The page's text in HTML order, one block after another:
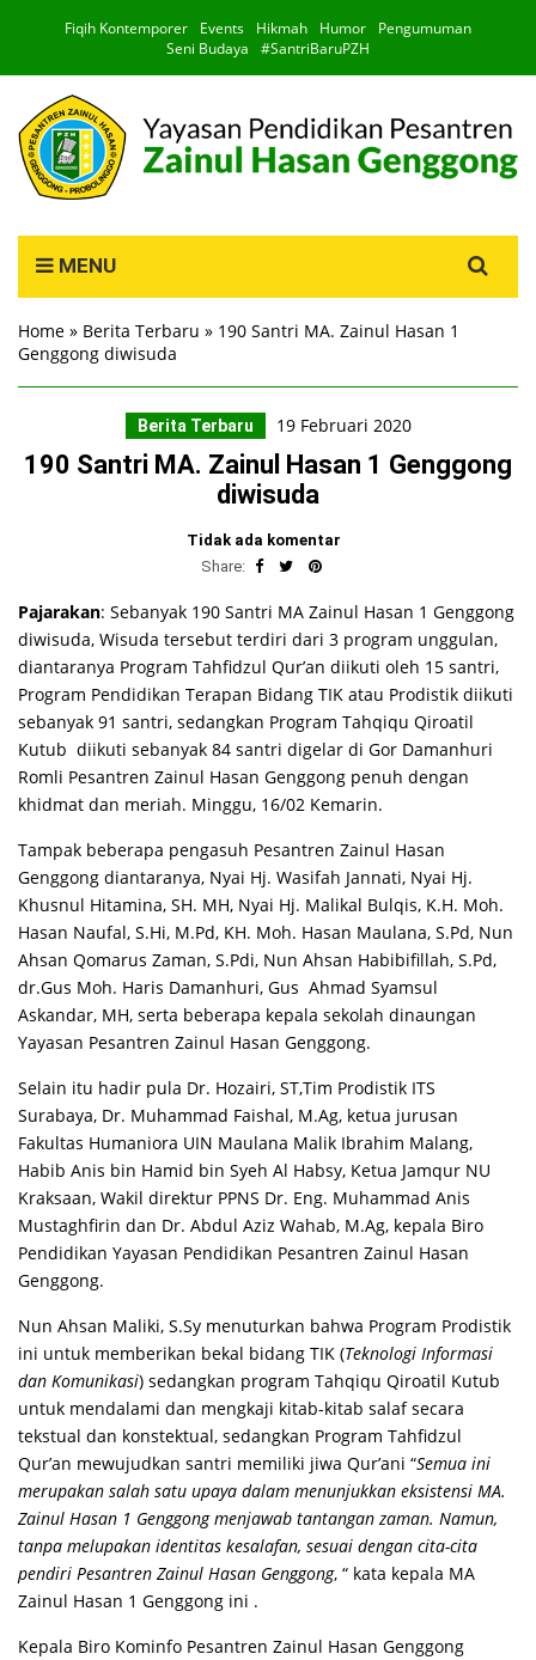
Fiqih Kontemporer Events Hikmah Humor
Pengumuman
Seni Budaya
#SantriBaruPZH
MENU
for:
Home » Berita Terbaru » 190 Santri MA. Zainul Hasan 1
Genggong diwisuda
Berita Terbaru 19 Februari 2020
190 Santri MA. Zainul Hasan 1 Genggong
diwisuda
Tidak ada komentar
Share:
Pajarakan: Sebanyak 190 Santri MA Zainul Hasan 1 Genggong
diwisuda, Wisuda tersebut terdiri dari 3 program unggulan,
diantaranya Program Tahfidzul Qur’an diikuti oleh 15 santri,
Program Pendidikan Terapan Bidang TIK atau Prodistik diikuti
sebanyak 91 santri, sedangkan Program Tahqiqu Qiroatil
Kutub diikuti sebanyak 84 santri digelar di Gor Damanhuri
Romli Pesantren Zainul Hasan Genggong penuh dengan
khidmat dan meriah. Minggu, 16/02 Kemarin.
Tampak beberapa pengasuh Pesantren Zainul Hasan
Genggong diantaranya, Nyai Hj. Wasifah Jannati, Nyai Hj.
Khusnul Hitamina, SH. MH, Nyai Hj. Malikal Bulqis, K.H. Moh.
Hasan Naufal, S.Hi, M.Pd, KH. Moh. Hasan Maulana, S.Pd, Nun
Ahsan Qomarus Zaman, S.Pdi, Nun Ahsan Habibifillah, S.Pd,
dr.Gus Moh. Haris Damanhuri, Gus Ahmad Syamsul
Askandar, MH, serta beberapa kepala sekolah dinaungan
Yayasan Pesantren Zainul Hasan Genggong.
Selain itu hadir pula Dr. Hozairi, ST,Tim Prodistik ITS
Surabaya, Dr. Muhammad Faishal, M.Ag, ketua jurusan
Fakultas Humaniora UIN Maulana Malik Ibrahim Malang,
Habib Anis bin Hamid bin Syeh Al Habsy, Ketua Jamqur NU
Kraksaan, Wakil direktur PPNS Dr. Eng. Muhammad Anis
Mustaghfirin dan Dr. Abdul Aziz Wahab, M.Ag, kepala Biro
Pendidikan Yayasan Pendidikan Pesantren Zainul Hasan
Genggong.
Nun Ahsan Maliki, S.Sy menuturkan bahwa Program Prodistik
ini untuk memberikan bekal bidang TIK (Teknologi Informasi
dan Komunikasi) sedangkan program Tahqiqu Qiroatil Kutub
untuk mendalami dan mengkaji kitab-kitab salaf secara
tekstual dan konstektual, sedangkan Program Tahfidzul
Qur’an mewujudkan santri memiliki jiwa Qur’ani “Semua ini
merupakan salah satu upaya dalam menunjukkan eksistensi MA.
Zainul Hasan 1 Genggong menjawab tantangan zaman. Namun,
tanpa melupakan identitas kesalafan, sesuai dengan cita-cita
pendiri Pesantren Zainul Hasan Genggong, “ kata kepala MA
Zainul Hasan 1 Genggong ini .
Kepala Biro Kominfo Pesantren Zainul Hasan Genggong